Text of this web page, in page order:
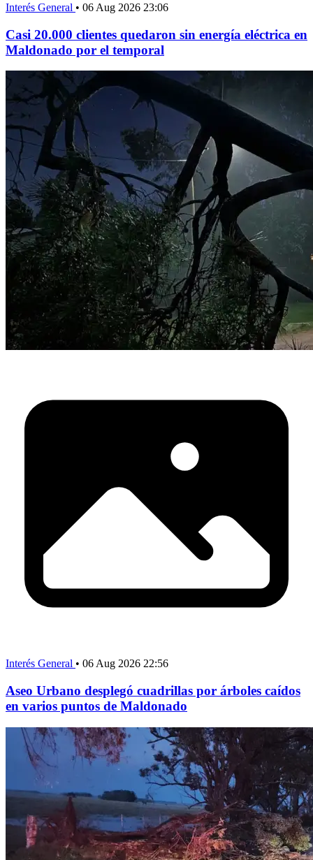
Interés General • 06 Aug 2026 23:06
Casi 20.000 clientes quedaron sin energía eléctrica en
Maldonado por el temporal
Interés General • 06 Aug 2026 22:56
Aseo Urbano desplegó cuadrillas por árboles caídos
en varios puntos de Maldonado